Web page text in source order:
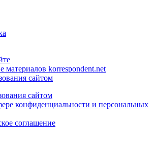
материалов korrespondent.net
сайтом
сайтом
конфиденциальности и персональных
соглашение